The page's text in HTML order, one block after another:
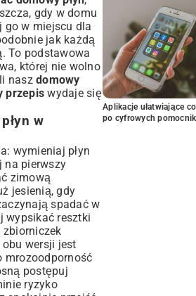
gdy w domu
go w miejscu dla
jak każdą
To podstawowa
której nie wolno
nasz domowy
przepis wydaje się
w
wymieniaj płyn
na pierwszy
zimową
jesienią, gdy
spadać w
wypsikać resztki
zbiorniczek
wersji jest
mrozoodporność
postępuj
ryzyko
Aplikacje ułatwiające
po cyfrowych